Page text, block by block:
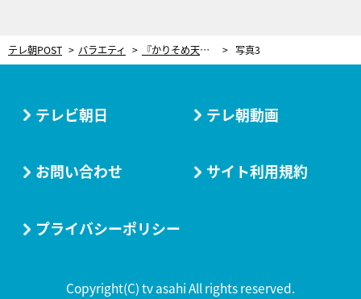
テレ朝POST バラエティ 『かりそめ天国』取材中に衝撃事実が発覚！マツコ＆有吉も「すごい！」と驚愕 写真3
テレビ朝日 テレ朝動画
お問い合わせ サイト利用規約
プライバシーポリシー
Copyright(C) tv asahi All rights reserved.